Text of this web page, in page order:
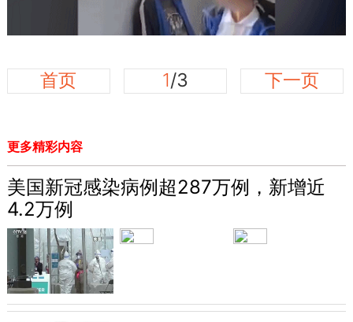
首页 1/3 下一页
更多精彩内容
美国新冠感染病例超287万例，新增近
4.2万例